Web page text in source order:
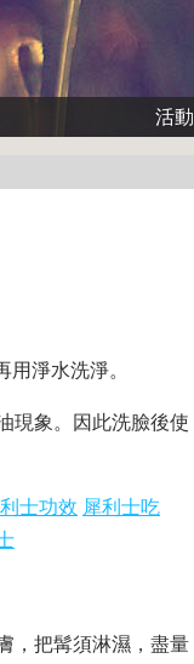
活動
淨水洗淨。
現象。因此洗臉後使
士功效 犀利士吃
，把髯須淋濕，盡量